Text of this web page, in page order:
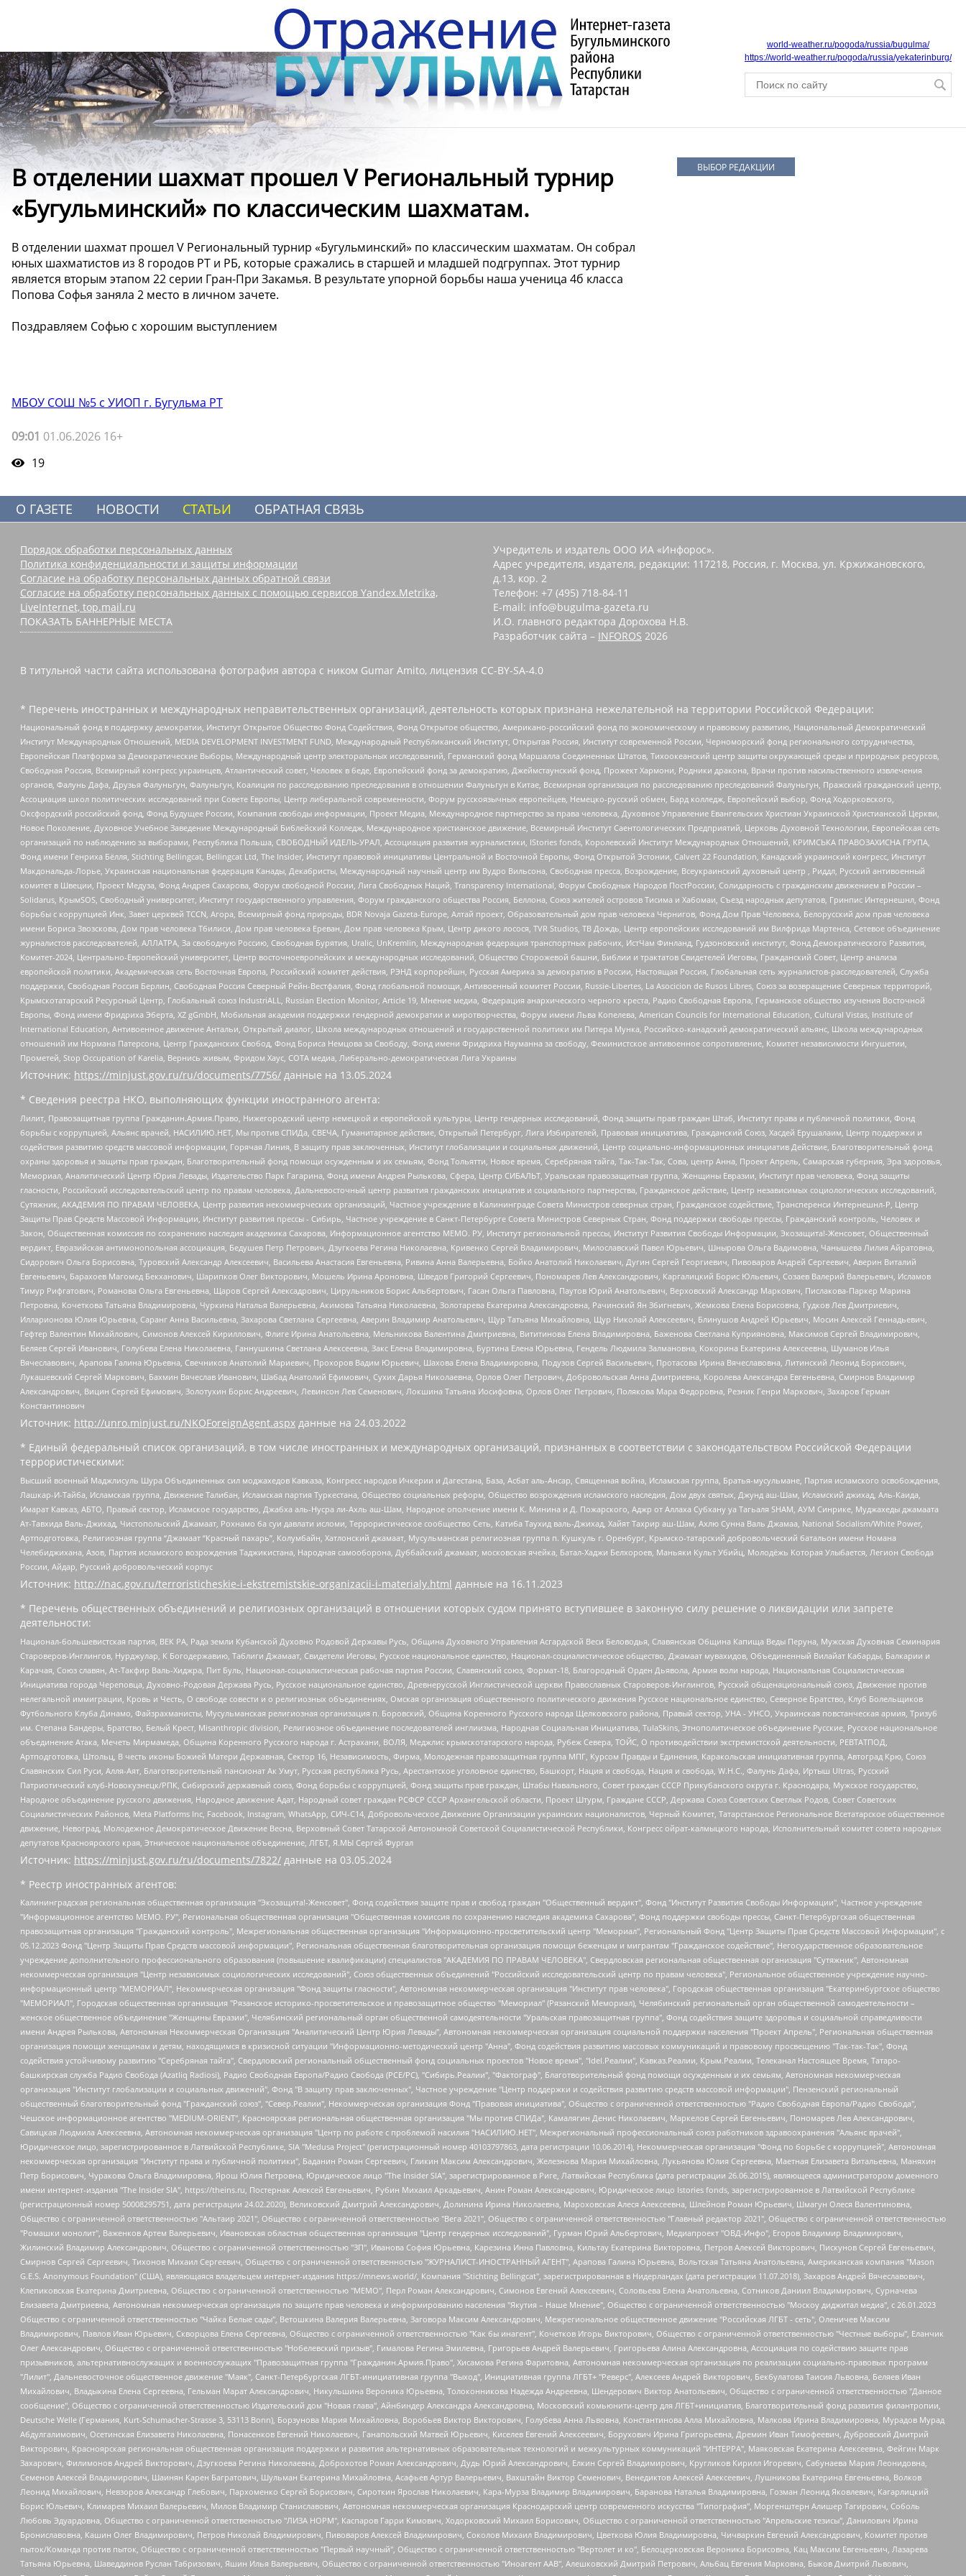
world-weather.ru/pogoda/russia/bugulma/
https://world-weather.ru/pogoda/russia/yekaterinburg/
В отделении шахмат прошел V Региональный турнир
«Бугульминский» по классическим шахматам.
В отделении шахмат прошел V Региональный турнир «Бугульминский» по классическим шахматам. Он собрал
юных шахматистов из 8 городов РТ и РБ, которые сражались в старшей и младшей подгруппах. Этот турнир
является вторым этапом 22 серии Гран-При Закамья. В результате упорной борьбы наша ученица 4б класса
Попова Софья заняла 2 место в личном зачете.
Поздравляем Софью с хорошим выступлением
МБОУ СОШ №5 с УИОП г. Бугульма РТ
09:01 01.06.2026 16+
19
ВЫБОР РЕДАКЦИИ
О ГАЗЕТЕ НОВОСТИ СТАТЬИ ОБРАТНАЯ СВЯЗЬ
Порядок обработки персональных данных
Политика конфиденциальности и защиты информации
Согласие на обработку персональных данных обратной связи
Согласие на обработку персональных данных с помощью сервисов Yandex.Metrika,
LiveInternet, top.mail.ru
ПОКАЗАТЬ БАННЕРНЫЕ МЕСТА
Учредитель и издатель ООО ИА «Инфорос».
Адрес учредителя, издателя, редакции: 117218, Россия, г. Москва, ул. Кржижановского,
д.13, кор. 2
Телефон: +7 (495) 718-84-11
E-mail: info@bugulma-gazeta.ru
И.О. главного редактора Дорохова Н.В.
Разработчик сайта – INFOROS 2026
В титульной части сайта использована фотография автора с ником Gumar Amito, лицензия CC-BY-SA-4.0
* Перечень иностранных и международных неправительственных организаций, деятельность которых признана нежелательной на территории Российской Федерации:
Национальный фонд в поддержку демократии, Институт Открытое Общество Фонд Содействия, Фонд Открытое общество, Американо-российский фонд по экономическому и правовому развитию, Национальный Демократический
Институт Международных Отношений, MEDIA DEVELOPMENT INVESTMENT FUND, Международный Республиканский Институт, Открытая Россия, Институт современной России, Черноморский фонд регионального сотрудничества,
Европейская Платформа за Демократические Выборы, Международный центр электоральных исследований, Германский фонд Маршалла Соединенных Штатов, Тихоокеанский центр защиты окружающей среды и природных ресурсов,
Свободная Россия, Всемирный конгресс украинцев, Атлантический совет, Человек в беде, Европейский фонд за демократию, Джеймстаунский фонд, Прожект Хармони, Родники дракона, Врачи против насильственного извлечения
органов, Фалунь Дафа, Друзья Фалуньгун, Фалуньгун, Коалиция по расследованию преследования в отношении Фалуньгун в Китае, Всемирная организация по расследованию преследований Фалуньгун, Пражский гражданский центр,
Ассоциация школ политических исследований при Совете Европы, Центр либеральной современности, Форум русскоязычных европейцев, Немецко-русский обмен, Бард колледж, Европейский выбор, Фонд Ходорковского,
Оксфордский российский фонд, Фонд Будущее России, Компания свободы информации, Проект Медиа, Международное партнерство за права человека, Духовное Управление Евангельских Христиан Украинской Христианской Церкви,
Новое Поколение, Духовное Учебное Заведение Международный Библейский Колледж, Международное христианское движение, Всемирный Институт Саентологических Предприятий, Церковь Духовной Технологии, Европейская сеть
организаций по наблюдению за выборами, Республика Польша, СВОБОДНЫЙ ИДЕЛЬ-УРАЛ, Ассоциация развития журналистики, IStories fonds, Королевский Институт Международных Отношений, КРИМСЬКА ПРАВОЗАХИСНА ГРУПА,
Фонд имени Генриха Бёлля, Stichting Bellingcat, Bellingcat Ltd, The Insider, Институт правовой инициативы Центральной и Восточной Европы, Фонд Открытой Эстонии, Calvert 22 Foundation, Канадский украинский конгресс, Институт
Макдональда-Лорье, Украинская национальная федерация Канады, Декабристы, Международный научный центр им Вудро Вильсона, Свободная пресса, Возрождение, Всеукраинский духовный центр , Риддл, Русский антивоенный
комитет в Швеции, Проект Медуза, Фонд Андрея Сахарова, Форум свободной России, Лига Свободных Наций, Transparеncy International, Форум Свободных Народов ПостРоссии, Солидарность с гражданским движением в России –
Solidarus, КрымSOS, Свободный университет, Институт государственного управления, Форум гражданского общества Россия, Беллона, Союз жителей островов Тисима и Хабомаи, Съезд народных депутатов, Гринпис Интернешнл, Фонд
борьбы с коррупцией Инк, Завет церквей TCCN, Агора, Всемирный фонд природы, BDR Novaja Gazeta-Europe, Алтай проект, Образовательный дом прав человека Чернигов, Фонд Дом Прав Человека, Белорусский дом прав человека
имени Бориса Звозскова, Дом прав человека Тбилиси, Дом прав человека Ереван, Дом прав человека Крым, Центр дикого лосося, TVR Studios, ТВ Дождь, Центр европейских исследований им Вилфрида Мартенса, Сетевое объединение
журналистов расследователей, АЛЛАТРА, За свободную Россию, Свободная Бурятия, Uralic, UnKremlin, Международная федерация транспортных рабочих, ИстЧам Финланд, Гудзоновский институт, Фонд Демократического Развития,
Комитет-2024, Центрально-Европейский университет, Центр восточноевропейских и международных исследований, Общество Сторожевой башни, Библии и трактатов Свидетелей Иеговы, Гражданский Совет, Центр анализа
европейской политики, Академическая сеть Восточная Европа, Российский комитет действия, РЭНД корпорейшн, Русская Америка за демократию в России, Настоящая Россия, Глобальная сеть журналистов-расследователей, Служба
поддержки, Свободная Россия Берлин, Свободная Россия Северный Рейн-Вестфалия, Фонд глобальной помощи, Антивоенный комитет России, Russie-Libertes, La Asocicion de Rusos Libres, Союз за возвращение Северных территорий,
Крымскотатарский Ресурсный Центр, Глобальный союз IndustriALL, Russian Election Monitor, Article 19, Мнение медиа, Федерация анархического черного креста, Радио Свободная Европа, Германское общество изучения Восточной
Европы, Фонд имени Фридриха Эберта, XZ gGmbH, Мобильная академия поддержки гендерной демократии и миротворчества, Форум имени Льва Копелева, American Councils for International Education, Cultural Vistas, Institute of
International Education, Антивоенное движение Антальи, Открытый диалог, Школа международных отношений и государственной политики им Питера Мунка, Российско-канадский демократический альянс, Школа международных
отношений им Нормана Патерсона, Центр Гражданских Свобод, Фонд Бориса Немцова за Свободу, Фонд имени Фридриха Науманна за свободу, Феминистское антивоенное сопротивление, Комитет независимости Ингушетии,
Прометей, Stop Occupation of Karelia, Вернись живым, Фридом Хаус, СОТА медиа, Либерально-демократическая Лига Украины
Источник: https://minjust.gov.ru/ru/documents/7756/ данные на 13.05.2024
* Сведения реестра НКО, выполняющих функции иностранного агента:
Лилит, Правозащитная группа Гражданин.Армия.Право, Нижегородский центр немецкой и европейской культуры, Центр гендерных исследований, Фонд защиты прав граждан Штаб, Институт права и публичной политики, Фонд
борьбы с коррупцией, Альянс врачей, НАСИЛИЮ.НЕТ, Мы против СПИДа, СВЕЧА, Гуманитарное действие, Открытый Петербург, Лига Избирателей, Правовая инициатива, Гражданский Союз, Хасдей Ерушалаим, Центр поддержки и
содействия развитию средств массовой информации, Горячая Линия, В защиту прав заключенных, Институт глобализации и социальных движений, Центр социально-информационных инициатив Действие, Благотворительный фонд
охраны здоровья и защиты прав граждан, Благотворительный фонд помощи осужденным и их семьям, Фонд Тольятти, Новое время, Серебряная тайга, Так-Так-Так, Сова, центр Анна, Проект Апрель, Самарская губерния, Эра здоровья,
Мемориал, Аналитический Центр Юрия Левады, Издательство Парк Гагарина, Фонд имени Андрея Рылькова, Сфера, Центр СИБАЛЬТ, Уральская правозащитная группа, Женщины Евразии, Институт прав человека, Фонд защиты
гласности, Российский исследовательский центр по правам человека, Дальневосточный центр развития гражданских инициатив и социального партнерства, Гражданское действие, Центр независимых социологических исследований,
Сутяжник, АКАДЕМИЯ ПО ПРАВАМ ЧЕЛОВЕКА, Центр развития некоммерческих организаций, Частное учреждение в Калининграде Совета Министров северных стран, Гражданское содействие, Трансперенси Интернешнл-Р, Центр
Защиты Прав Средств Массовой Информации, Институт развития прессы - Сибирь, Частное учреждение в Санкт-Петербурге Совета Министров Северных Стран, Фонд поддержки свободы прессы, Гражданский контроль, Человек и
Закон, Общественная комиссия по сохранению наследия академика Сахарова, Информационное агентство МЕМО. РУ, Институт региональной прессы, Институт Развития Свободы Информации, Экозащита!-Женсовет, Общественный
вердикт, Евразийская антимонопольная ассоциация, Бедушев Петр Петрович, Дзугкоева Регина Николаевна, Кривенко Сергей Владимирович, Милославский Павел Юрьевич, Шнырова Ольга Вадимовна, Чанышева Лилия Айратовна,
Сидорович Ольга Борисовна, Туровский Александр Алексеевич, Васильева Анастасия Евгеньевна, Ривина Анна Валерьевна, Бойко Анатолий Николаевич, Дугин Сергей Георгиевич, Пивоваров Андрей Сергеевич, Аверин Виталий
Евгеньевич, Барахоев Магомед Бекханович, Шарипков Олег Викторович, Мошель Ирина Ароновна, Шведов Григорий Сергеевич, Пономарев Лев Александрович, Каргалицкий Борис Юльевич, Созаев Валерий Валерьевич, Исламов
Тимур Рифгатович, Романова Ольга Евгеньевна, Щаров Сергей Алексадрович, Цирульников Борис Альбертович, Гасан Ольга Павловна, Паутов Юрий Анатольевич, Верховский Александр Маркович, Пислакова-Паркер Марина
Петровна, Кочеткова Татьяна Владимировна, Чуркина Наталья Валерьевна, Акимова Татьяна Николаевна, Золотарева Екатерина Александровна, Рачинский Ян Збигневич, Жемкова Елена Борисовна, Гудков Лев Дмитриевич,
Илларионова Юлия Юрьевна, Саранг Анна Васильевна, Захарова Светлана Сергеевна, Аверин Владимир Анатольевич, Щур Татьяна Михайловна, Щур Николай Алексеевич, Блинушов Андрей Юрьевич, Мосин Алексей Геннадьевич,
Гефтер Валентин Михайлович, Симонов Алексей Кириллович, Флиге Ирина Анатольевна, Мельникова Валентина Дмитриевна, Вититинова Елена Владимировна, Баженова Светлана Куприяновна, Максимов Сергей Владимирович,
Беляев Сергей Иванович, Голубева Елена Николаевна, Ганнушкина Светлана Алексеевна, Закс Елена Владимировна, Буртина Елена Юрьевна, Гендель Людмила Залмановна, Кокорина Екатерина Алексеевна, Шуманов Илья
Вячеславович, Арапова Галина Юрьевна, Свечников Анатолий Мариевич, Прохоров Вадим Юрьевич, Шахова Елена Владимировна, Подузов Сергей Васильевич, Протасова Ирина Вячеславовна, Литинский Леонид Борисович,
Лукашевский Сергей Маркович, Бахмин Вячеслав Иванович, Шабад Анатолий Ефимович, Сухих Дарья Николаевна, Орлов Олег Петрович, Добровольская Анна Дмитриевна, Королева Александра Евгеньевна, Смирнов Владимир
Александрович, Вицин Сергей Ефимович, Золотухин Борис Андреевич, Левинсон Лев Семенович, Локшина Татьяна Иосифовна, Орлов Олег Петрович, Полякова Мара Федоровна, Резник Генри Маркович, Захаров Герман
Константинович
Источник: http://unro.minjust.ru/NKOForeignAgent.aspx данные на 24.03.2022
* Единый федеральный список организаций, в том числе иностранных и международных организаций, признанных в соответствии с законодательством Российской Федерации
террористическими:
Высший военный Маджлисуль Шура Объединенных сил моджахедов Кавказа, Конгресс народов Ичкерии и Дагестана, База, Асбат аль-Ансар, Священная война, Исламская группа, Братья-мусульмане, Партия исламского освобождения,
Лашкар-И-Тайба, Исламская группа, Движение Талибан, Исламская партия Туркестана, Общество социальных реформ, Общество возрождения исламского наследия, Дом двух святых, Джунд аш-Шам, Исламский джихад, Аль-Каида,
Имарат Кавказ, АБТО, Правый сектор, Исламское государство, Джабха аль-Нусра ли-Ахль аш-Шам, Народное ополчение имени К. Минина и Д. Пожарского, Аджр от Аллаха Субхану уа Тагьаля SHAM, АУМ Синрике, Муджахеды джамаата
Ат-Тавхида Валь-Джихад, Чистопольский Джамаат, Рохнамо ба суи давлати исломи, Террористическое сообщество Сеть, Катиба Таухид валь-Джихад, Хайят Тахрир аш-Шам, Ахлю Сунна Валь Джамаа, National Socialism/White Power,
Артподготовка, Религиозная группа “Джамаат “Красный пахарь”, Колумбайн, Хатлонский джамаат, Мусульманская религиозная группа п. Кушкуль г. Оренбург, Крымско-татарский добровольческий батальон имени Номана
Челебиджихана, Азов, Партия исламского возрождения Таджикистана, Народная самооборона, Дуббайский джамаат, московская ячейка, Батал-Хаджи Белхороев, Маньяки Культ Убийц, Молодёжь Которая Улыбается, Легион Свобода
России, Айдар, Русский добровольческий корпус
Источник: http://nac.gov.ru/terroristicheskie-i-ekstremistskie-organizacii-i-materialy.html данные на 16.11.2023
* Перечень общественных объединений и религиозных организаций в отношении которых судом принято вступившее в законную силу решение о ликвидации или запрете
деятельности:
Национал-большевистская партия, ВЕК РА, Рада земли Кубанской Духовно Родовой Державы Русь, Община Духовного Управления Асгардской Веси Беловодья, Славянская Община Капища Веды Перуна, Мужская Духовная Семинария
Староверов-Инглингов, Нурджулар, К Богодержавию, Таблиги Джамаат, Свидетели Иеговы, Русское национальное единство, Национал-социалистическое общество, Джамаат мувахидов, Объединенный Вилайат Кабарды, Балкарии и
Карачая, Союз славян, Ат-Такфир Валь-Хиджра, Пит Буль, Национал-социалистическая рабочая партия России, Славянский союз, Формат-18, Благородный Орден Дьявола, Армия воли народа, Национальная Социалистическая
Инициатива города Череповца, Духовно-Родовая Держава Русь, Русское национальное единство, Древнерусской Инглистической церкви Православных Староверов-Инглингов, Русский общенациональный союз, Движение против
нелегальной иммиграции, Кровь и Честь, О свободе совести и о религиозных объединениях, Омская организация общественного политического движения Русское национальное единство, Северное Братство, Клуб Болельщиков
Футбольного Клуба Динамо, Файзрахманисты, Мусульманская религиозная организация п. Боровский, Община Коренного Русского народа Щелковского района, Правый сектор, УНА - УНСО, Украинская повстанческая армия, Тризуб
им. Степана Бандеры, Братство, Белый Крест, Misanthropic division, Религиозное объединение последователей инглиизма, Народная Социальная Инициатива, TulaSkins, Этнополитическое объединение Русские, Русское национальное
объединение Атака, Мечеть Мирмамеда, Община Коренного Русского народа г. Астрахани, ВОЛЯ, Меджлис крымскотатарского народа, Рубеж Севера, ТОЙС, О противодействии экстремистской деятельности, РЕВТАТПОД,
Артподготовка, Штольц, В честь иконы Божией Матери Державная, Сектор 16, Независимость, Фирма, Молодежная правозащитная группа МПГ, Курсом Правды и Единения, Каракольская инициативная группа, Автоград Крю, Союз
Славянских Сил Руси, Алля-Аят, Благотворительный пансионат Ак Умут, Русская республика Русь, Арестантское уголовное единство, Башкорт, Нация и свобода, Нация и свобода, W.H.С., Фалунь Дафа, Иртыш Ultras, Русский
Патриотический клуб-Новокузнецк/РПК, Сибирский державный союз, Фонд борьбы с коррупцией, Фонд защиты прав граждан, Штабы Навального, Совет граждан СССР Прикубанского округа г. Краснодара, Мужское государство,
Народное объединение русского движения, Народное движение Адат, Народный совет граждан РСФСР СССР Архангельской области, Проект Штурм, Граждане СССР, Держава Союз Советских Светлых Родов, Совет Советских
Социалистических Районов, Meta Platforms Inc, Facebook, Instagram, WhatsApp, СИЧ-С14, Добровольческое Движение Организации украинских националистов, Черный Комитет, Татарстанское Региональное Всетатарское общественное
движение, Невоград, Молодежное Демократическое Движение Весна, Верховный Совет Татарской Автономной Советской Социалистической Республики, Конгресс ойрат-калмыцкого народа, Исполнительный комитет совета народных
депутатов Красноярского края, Этническое национальное объединение, ЛГБТ, Я.МЫ Сергей Фургал
Источник: https://minjust.gov.ru/ru/documents/7822/ данные на 03.05.2024
* Реестр иностранных агентов:
Калининградская региональная общественная организация "Экозащита!-Женсовет", Фонд содействия защите прав и свобод граждан "Общественный вердикт", Фонд "Институт Развития Свободы Информации", Частное учреждение "Информационное агентство МЕМО. РУ", Региональная общественная организация "Общественная комиссия по сохранению наследия академика Сахарова", Фонд поддержки свободы прессы, Санкт-Петербургская общественная правозащитная организация "Гражданский контроль", Межрегиональная общественная организация "Информационно-просветительский центр "Мемориал", Региональный Фонд "Центр Защиты Прав Средств Массовой Информации", с 05.12.2023 Фонд "Центр Защиты Прав Средств массовой информации", Региональная общественная благотворительная организация помощи беженцам и мигрантам "Гражданское содействие", Негосударственное образовательное учреждение дополнительного профессионального образования (повышение квалификации) специалистов "АКАДЕМИЯ ПО ПРАВАМ ЧЕЛОВЕКА", Свердловская региональная общественная организация "Сутяжник", Автономная некоммерческая организация "Центр независимых социологических исследований", Союз общественных объединений "Российский исследовательский центр по правам человека", Региональное общественное учреждение научно-информационный центр "МЕМОРИАЛ", Некоммерческая организация "Фонд защиты гласности", Автономная некоммерческая организация "Институт прав человека", Городская общественная организация "Екатеринбургское общество "МЕМОРИАЛ", Городская общественная организация "Рязанское историко-просветительское и правозащитное общество "Мемориал" (Рязанский Мемориал), Челябинский региональный орган общественной самодеятельности – женское общественное объединение "Женщины Евразии", Челябинский региональный орган общественной самодеятельности "Уральская правозащитная группа", Фонд содействия защите здоровья и социальной справедливости имени Андрея Рылькова, Автономная Некоммерческая Организация "Аналитический Центр Юрия Левады", Автономная некоммерческая организация социальной поддержки населения "Проект Апрель", Региональная общественная организация помощи женщинам и детям, находящимся в кризисной ситуации "Информационно-методический центр "Анна", Фонд содействия развитию массовых коммуникаций и правовому просвещению "Так-так-Так", Фонд содействия устойчивому развитию "Серебряная тайга", Свердловский региональный общественный фонд социальных проектов "Новое время", "Idel.Реалии", Кавказ.Реалии, Крым.Реалии, Телеканал Настоящее Время, Татаро-башкирская служба Радио Свобода (Azatliq Radiosi), Радио Свободная Европа/Радио Свобода (PCE/PC), "Сибирь.Реалии", "Фактограф", Благотворительный фонд помощи осужденным и их семьям, Автономная некоммерческая организация "Институт глобализации и социальных движений", Фонд "В защиту прав заключенных", Частное учреждение "Центр поддержки и содействия развитию средств массовой информации", Пензенский региональный общественный благотворительный фонд "Гражданский союз", "Север.Реалии", Некоммерческая организация Фонд "Правовая инициатива", Общество с ограниченной ответственностью "Радио Свободная Европа/Радио Свобода", Чешское информационное агентство "MEDIUM-ORIENT", Красноярская региональная общественная организация "Мы против СПИДа", Камалягин Денис Николаевич, Маркелов Сергей Евгеньевич, Пономарев Лев Александрович, Савицкая Людмила Алексеевна, Автономная некоммерческая организация "Центр по работе с проблемой насилия "НАСИЛИЮ.НЕТ", Межрегиональный профессиональный союз работников здравоохранения "Альянс врачей", Юридическое лицо, зарегистрированное в Латвийской Республике, SIA "Medusa Project" (регистрационный номер 40103797863, дата регистрации 10.06.2014), Некоммерческая организация "Фонд по борьбе с коррупцией", Автономная некоммерческая организация "Институт права и публичной политики", Баданин Роман Сергеевич, Гликин Максим Александрович, Железнова Мария Михайловна, Лукьянова Юлия Сергеевна, Маетная Елизавета Витальевна, Маняхин Петр Борисович, Чуракова Ольга Владимировна, Ярош Юлия Петровна, Юридическое лицо "The Insider SIA", зарегистрированное в Риге, Латвийская Республика (дата регистрации 26.06.2015), являющееся администратором доменного имени интернет-издания "The Insider SIA", https://theins.ru, Постернак Алексей Евгеньевич, Рубин Михаил Аркадьевич, Анин Роман Александрович, Юридическое лицо Istories fonds, зарегистрированное в Латвийской Республике (регистрационный номер 50008295751, дата регистрации 24.02.2020), Великовский Дмитрий Александрович, Долинина Ирина Николаевна, Мароховская Алеся Алексеевна, Шлейнов Роман Юрьевич, Шмагун Олеся Валентиновна, Общество с ограниченной ответственностью "Альтаир 2021", Общество с ограниченной ответственностью "Вега 2021", Общество с ограниченной ответственностью "Главный редактор 2021", Общество с ограниченной ответственностью "Ромашки монолит", Важенков Артем Валерьевич, Ивановская областная общественная организация "Центр гендерных исследований", Гурман Юрий Альбертович, Медиапроект "ОВД-Инфо", Егоров Владимир Владимирович, Жилинский Владимир Александрович, Общество с ограниченной ответственностью "ЗП", Иванова София Юрьевна, Карезина Инна Павловна, Кильтау Екатерина Викторовна, Петров Алексей Викторович, Пискунов Сергей Евгеньевич, Смирнов Сергей Сергеевич, Тихонов Михаил Сергеевич, Общество с ограниченной ответственностью "ЖУРНАЛИСТ-ИНОСТРАННЫЙ АГЕНТ", Арапова Галина Юрьевна, Вольтская Татьяна Анатольевна, Американская компания "Mason G.E.S. Anonymous Foundation" (США), являющаяся владельцем интернет-издания https://mnews.world/, Компания "Stichting Bellingcat", зарегистрированная в Нидерландах (дата регистрации 11.07.2018), Захаров Андрей Вячеславович, Клепиковская Екатерина Дмитриевна, Общество с ограниченной ответственностью "МЕМО", Перл Роман Александрович, Симонов Евгений Алексеевич, Соловьева Елена Анатольевна, Сотников Даниил Владимирович, Сурначева Елизавета Дмитриевна, Автономная некоммерческая организация по защите прав человека и информированию населения "Якутия – Наше Мнение", Общество с ограниченной ответственностью "Москоу диджитал медиа", с 26.01.2023 Общество с ограниченной ответственностью "Чайка Белые сады", Ветошкина Валерия Валерьевна, Заговора Максим Александрович, Межрегиональное общественное движение "Российская ЛГБТ - сеть", Оленичев Максим Владимирович, Павлов Иван Юрьевич, Скворцова Елена Сергеевна, Общество с ограниченной ответственностью "Как бы инагент", Кочетков Игорь Викторович, Общество с ограниченной ответственностью "Честные выборы", Еланчик Олег Александрович, Общество с ограниченной ответственностью "Нобелевский призыв", Гималова Регина Эмилевна, Григорьев Андрей Валерьевич, Григорьева Алина Александровна, Ассоциация по содействию защите прав призывников, альтернативнослужащих и военнослужащих "Правозащитная группа "Гражданин.Армия.Право", Хисамова Регина Фаритовна, Автономная некоммерческая организация по реализации социально-правовых программ "Лилит", Дальневосточное общественное движение "Маяк", Санкт-Петербургская ЛГБТ-инициативная группа "Выход", Инициативная группа ЛГБТ+ "Реверс", Алексеев Андрей Викторович, Бекбулатова Таисия Львовна, Беляев Иван Михайлович, Владыкина Елена Сергеевна, Гельман Марат Александрович, Никульшина Вероника Юрьевна, Толоконникова Надежда Андреевна, Шендерович Виктор Анатольевич, Общество с ограниченной ответственностью "Данное сообщение", Общество с ограниченной ответственностью Издательский дом "Новая глава", Айнбиндер Александра Александровна, Московский комьюнити-центр для ЛГБТ+инициатив, Благотворительный фонд развития филантропии, Deutsche Welle (Германия, Kurt-Schumacher-Strasse 3, 53113 Bonn), Борзунова Мария Михайловна, Воробьев Виктор Викторович, Голубева Анна Львовна, Константинова Алла Михайловна, Малкова Ирина Владимировна, Мурадов Мурад Абдулгалимович, Осетинская Елизавета Николаевна, Понасенков Евгений Николаевич, Ганапольский Матвей Юрьевич, Киселев Евгений Алексеевич, Борухович Ирина Григорьевна, Дремин Иван Тимофеевич, Дубровский Дмитрий Викторович, Красноярская региональная общественная организация поддержки и развития альтернативных образовательных технологий и межкультурных коммуникаций "ИНТЕРРА", Маяковская Екатерина Алексеевна, Фейгин Марк Захарович, Филимонов Андрей Викторович, Дзугкоева Регина Николаевна, Доброхотов Роман Александрович, Дудь Юрий Александрович, Елкин Сергей Владимирович, Кругликов Кирилл Игоревич, Сабунаева Мария Леонидовна, Семенов Алексей Владимирович, Шаинян Карен Багратович, Шульман Екатерина Михайловна, Асафьев Артур Валерьевич, Вахштайн Виктор Семенович, Венедиктов Алексей Алексеевич, Лушникова Екатерина Евгеньевна, Волков Леонид Михайлович, Невзоров Александр Глебович, Пархоменко Сергей Борисович, Сироткин Ярослав Николаевич, Кара-Мурза Владимир Владимирович, Баранова Наталья Владимировна, Гозман Леонид Яковлевич, Кагарлицкий Борис Юльевич, Климарев Михаил Валерьевич, Милов Владимир Станиславович, Автономная некоммерческая организация Краснодарский центр современного искусства "Типография", Моргенштерн Алишер Тагирович, Соболь Любовь Эдуардовна, Общество с ограниченной ответственностью "ЛИЗА НОРМ", Каспаров Гарри Кимович, Ходорковский Михаил Борисович, Общество с ограниченной ответственностью "Апрельские тезисы", Данилович Ирина Брониславовна, Кашин Олег Владимирович, Петров Николай Владимирович, Пивоваров Алексей Владимирович, Соколов Михаил Владимирович, Цветкова Юлия Владимировна, Чичваркин Евгений Александрович, Комитет против пыток/Команда против пыток, Общество с ограниченной ответственностью "Первый научный", Общество с ограниченной ответственностью "Вертолет и ко", Белоцерковская Вероника Борисовна, Кац Максим Евгеньевич, Лазарева Татьяна Юрьевна, Шаведдинов Руслан Табризович, Яшин Илья Валерьевич, Общество с ограниченной ответственностью "Иноагент ААВ", Алешковский Дмитрий Петрович, Альбац Евгения Марковна, Быков Дмитрий Львович, Галямина Юлия Евгеньевна, Лойко Сергей Леонидович, Мартынов Кирилл Константинович, Медведев Сергей Александрович, Крашенинников Федор Геннадиевич, Гордеева Катерина Вл